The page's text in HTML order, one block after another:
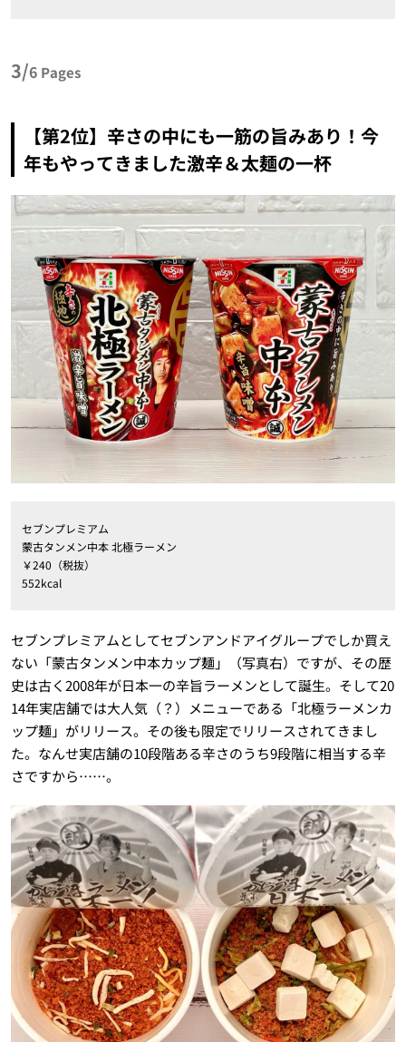
3/6 Pages
【第2位】辛さの中にも一筋の旨みあり！今
年もやってきました激辛＆太麺の一杯
セブンプレミアム
蒙古タンメン中本 北極ラーメン
￥240（税抜）
552kcal
セブンプレミアムとしてセブンアンドアイグループでしか買え
ない「蒙古タンメン中本カップ麺」（写真右）ですが、その歴
史は古く2008年が日本一の辛旨ラーメンとして誕生。そして20
14年実店舗では大人気（？）メニューである「北極ラーメンカ
ップ麺」がリリース。その後も限定でリリースされてきまし
た。なんせ実店舗の10段階ある辛さのうち9段階に相当する辛
さですから……。